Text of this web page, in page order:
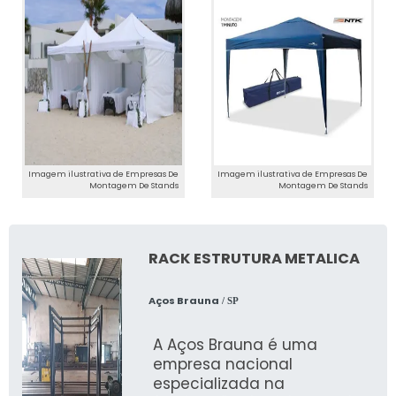
os participantes de maneira única.
Confiança de Clientes Nacionais e
Internacionais
Nossa reputação no Brasil e no exterior é
confiam na JR Tendas para suas produções,
graças à nossa competência e compromisso
COMO ESCOLHER A
MELHOR EMPRESA DE
MONTAGEM DE STANDS
Considerações Sobre
Sustentabilidade
Imagem ilustrativa de Empresas De
Montagem De Stands
Imagem ilustrativa de Empresas De
Montagem De Stands
RACK ESTRUTURA METALICA
Aços Brauna / SP
A Aços Brauna é uma
empresa nacional
especializada na